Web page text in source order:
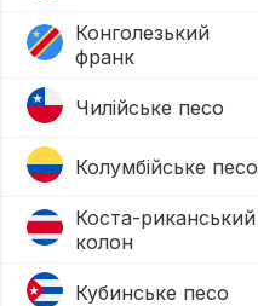
Конголезький
франк
Чилійське песо
Колумбійське песо
Коста-риканський
колон
Кубинське песо